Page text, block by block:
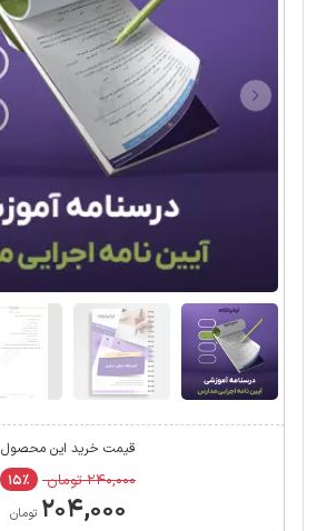
قیمت خرید این محصول
۲۴۰,۰۰۰ تومان ۱۵٪
۲۰۴,۰۰۰ تومان